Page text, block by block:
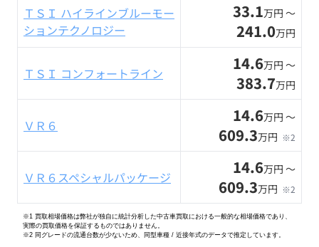
ＴＳＩ ハイラインブルーモー
ションテクノロジー
33.1万円 〜
241.0万円
ＴＳＩ コンフォートライン 14.6万円 〜
383.7万円
ＶＲ６ 14.6万円 〜
609.3万円 ※2
ＶＲ６スペシャルパッケージ 14.6万円 〜
609.3万円 ※2
※1 買取相場価格は弊社が独自に統計分析した中古車買取における一般的な相場価格であり、
実際の買取価格を保証するものではありません。
※2 同グレードの流通台数が少ないため、同型車種 / 近接年式のデータで推定しています。